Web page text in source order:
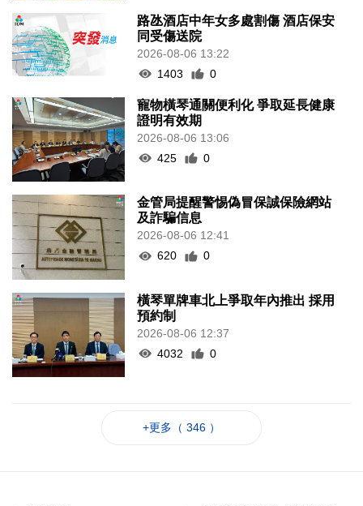
路氹酒店中年女多處割傷 酒店保安
同受傷送院
2026-08-06 13:22
1403
0
寵物橫琴通關便利化 爭取延長健康
證明有效期
2026-08-06 13:06
425
0
金管局提醒警惕偽冒保誠保險網站
及詐騙信息
2026-08-06 12:41
620
0
橫琴單牌車北上爭取年內推出 採用
預約制
2026-08-06 12:37
4032
0
+更多（ 346 ）